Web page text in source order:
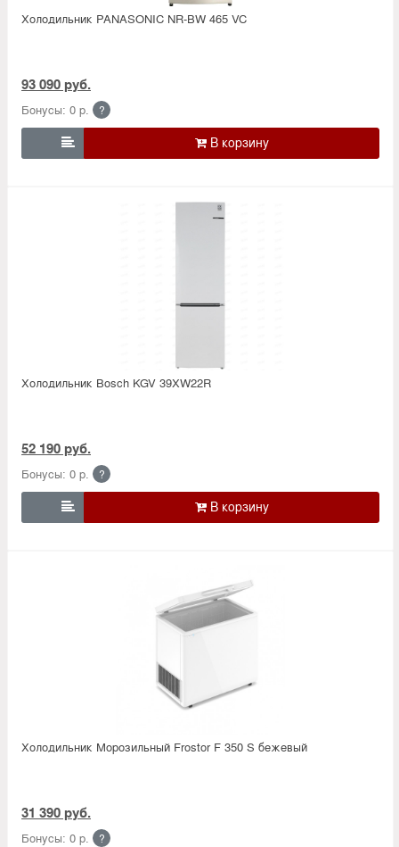
Холодильник PANASONIC NR-BW 465 VC
93 090 руб.
Бонусы: 0 р. ?

Холодильник Bosсh KGV 39XW22R
52 190 руб.
Бонусы: 0 р. ?

Холодильник Морозильный Frostor F 350 S бежевый
31 390 руб.
Бонусы: 0 р. ?